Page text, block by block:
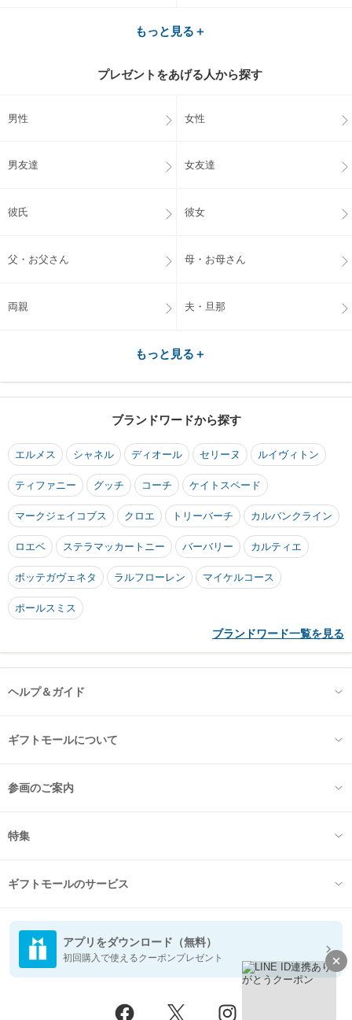
もっと見る＋
プレゼントをあげる人から探す
男性 女性
男友達 女友達
彼氏 彼女
父・お父さん 母・お母さん
両親 夫・旦那
もっと見る＋
ブランドワードから探す
エルメス シャネル ディオール セリーヌ ルイヴィトン
ティファニー グッチ コーチ ケイトスペード
マークジェイコブス クロエ トリーバーチ カルバンクライン
ロエベ ステラマッカートニー バーバリー カルティエ
ボッテガヴェネタ ラルフローレン マイケルコース
ポールスミス
ブランドワード一覧を見る
ヘルプ＆ガイド
ギフトモールについて
参画のご案内
特集
ギフトモールのサービス
アプリをダウンロード（無料）
初回購入で使えるクーポンプレゼント